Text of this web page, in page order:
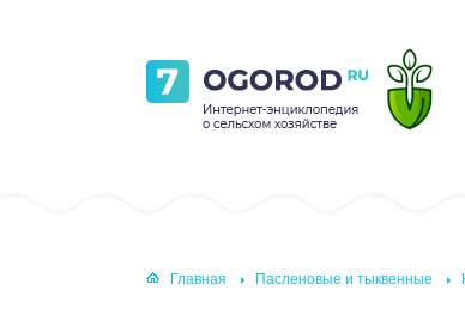
Главная Пасленовые и тыквенные